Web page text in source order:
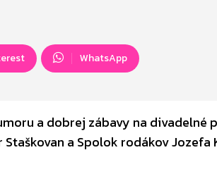
WhatsApp
a dobrej zábavy na divadelné
a Spolok rodákov Jozefa